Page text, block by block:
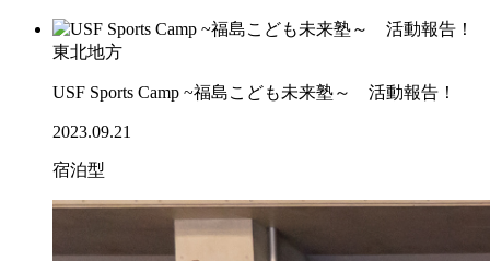
東北地方
USF Sports Camp ~福島こども未来塾～ 活動報告！
2023.09.21
宿泊型